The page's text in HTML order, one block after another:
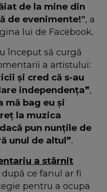
de la mine din
de evenimente!", a
lui de Facebook.
început să curgă
a artistului:
și cred că s-au
independența”,
mă bag eu și
la muzica
pun nunțile de
unul de altul”.
a stârnit
ce fanul ar fi
pentru a ocupa